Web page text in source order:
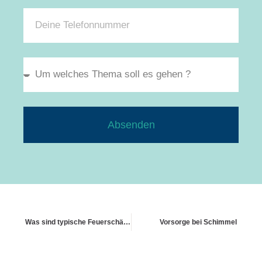
Absenden
Was sind typische Feuerschäden im Haus Vorsorge bei Schimmel